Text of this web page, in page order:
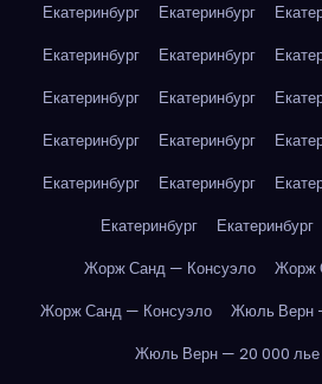
Екатеринбург
Екатеринбург
Екатеринбург
Екатеринбург
Екатеринбург
Екатеринбург
Екатеринбург
Екатеринбург
Екатеринбург
Екатеринбург
Екатеринбург
Екатеринбург
Жорж Санд — Консуэло
Жорж
Жорж Санд — Консуэло
Жюль Верн
Жюль Верн — 20 000 лье